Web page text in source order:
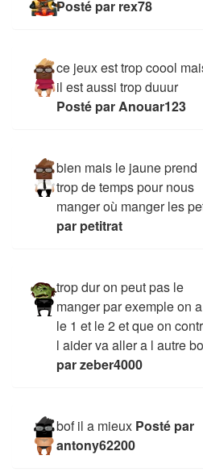
Posté par rex78
ce jeux est trop coool
il est aussi trop duuur
Posté par Anouar123
bien mais le jaune prend
trop de temps pour nous
manger où manger les
par petitrat
trop dur on peut pas le
manger par exemple on a
le 1 et le 2 et que on
l aider va aller a l autre
par zeber4000
bof il a mieux Posté par
antony62200